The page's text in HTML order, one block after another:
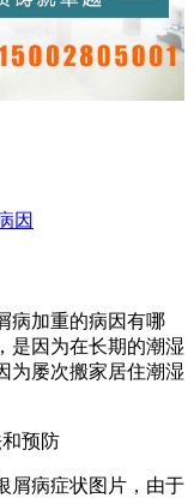
因
病加重的病因有哪
是因为在长期的潮湿
为屡次搬家居住潮湿
屑病症状图片，由于